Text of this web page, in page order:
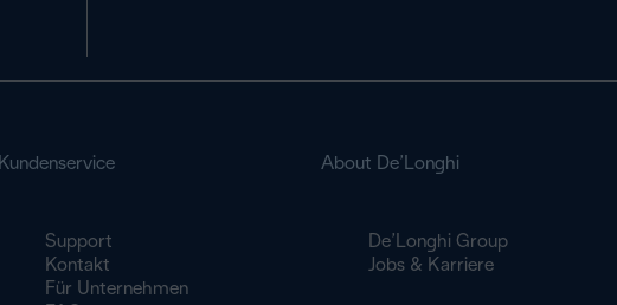
Kundenservice
Support
Kontakt
Für Unternehmen
About De’Longhi
De’Longhi Group
Jobs & Karriere